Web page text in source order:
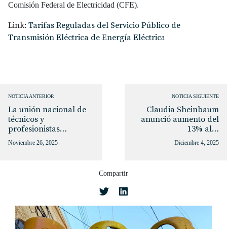
Compartir
Comisión Federal de Electricidad (CFE).
Link: Tarifas Reguladas del Servicio Público de
Transmisión Eléctrica de Energía Eléctrica
NOTICIA ANTERIOR
La unión nacional de
técnicos y
profesionistas…
Noviembre 26, 2025
NOTICIA SIGUIENTE
Claudia Sheinbaum
anunció aumento del
13% al…
Diciembre 4, 2025